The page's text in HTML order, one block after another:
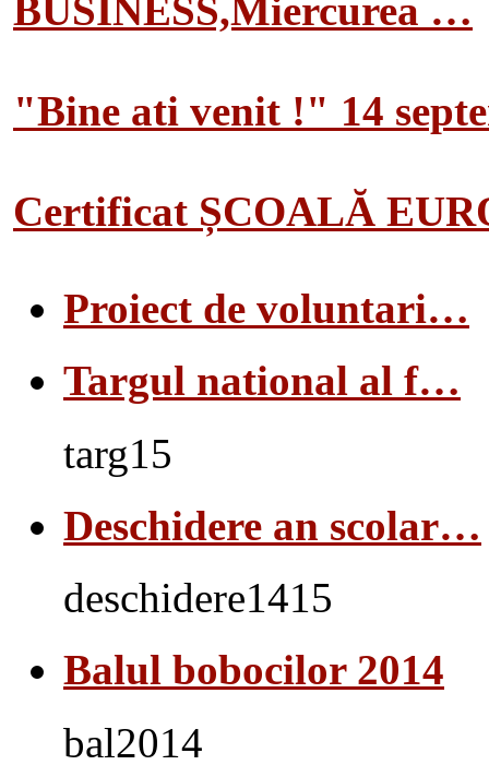
BUSINESS,Miercurea …
"Bine ati venit !" 14
Certificat ȘCOALĂ
Proiect de voluntari…
Targul national al f…
targ15
Deschidere an scolar…
deschidere1415
Balul bobocilor 2014
bal2014